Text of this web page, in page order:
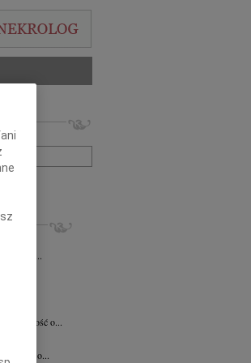
Areny...
wiadomość o...
o...